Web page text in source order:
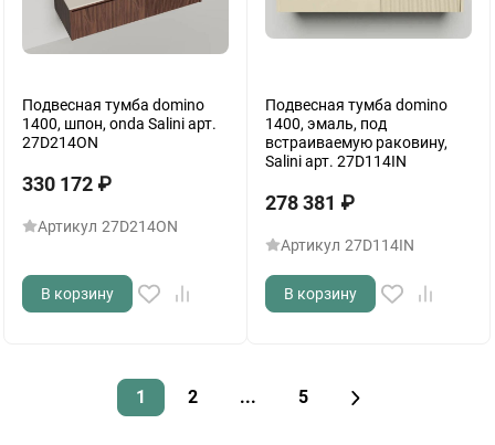
Подвесная тумба domino
1400, шпон, onda Salini арт.
27D214ON
330 172 ₽
Артикул 27D214ON
В корзину
Подвесная тумба domino
1400, эмаль, под
встраиваемую раковину,
Salini арт. 27D114IN
278 381 ₽
Артикул 27D114IN
В корзину
1 2 ... 5